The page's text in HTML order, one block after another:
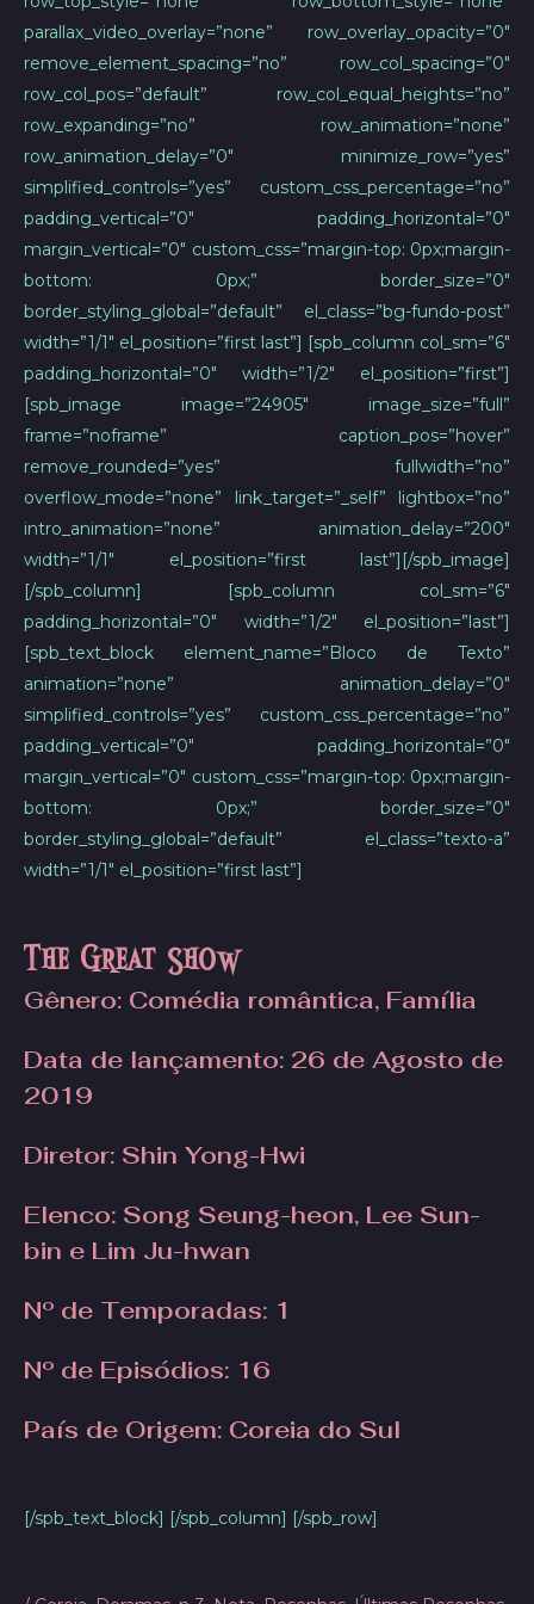
parallax_video_overlay=”none” row_overlay_opacity=”0″
remove_element_spacing=”no” row_col_spacing=”0″
row_col_pos=”default” row_col_equal_heights=”no”
row_expanding=”no” row_animation=”none”
row_animation_delay=”0″ minimize_row=”yes”
simplified_controls=”yes” custom_css_percentage=”no”
padding_vertical=”0″ padding_horizontal=”0″
margin_vertical=”0″ custom_css=”margin-top: 0px;margin-
bottom: 0px;” border_size=”0″
border_styling_global=”default” el_class=”bg-fundo-post”
width=”1/1″ el_position=”first last”] [spb_column col_sm=”6″
padding_horizontal=”0″ width=”1/2″ el_position=”first”]
[spb_image image=”24905″ image_size=”full”
frame=”noframe” caption_pos=”hover”
remove_rounded=”yes” fullwidth=”no”
overflow_mode=”none” link_target=”_self” lightbox=”no”
intro_animation=”none” animation_delay=”200″
width=”1/1″ el_position=”first last”][/spb_image]
[/spb_column] [spb_column col_sm=”6″
padding_horizontal=”0″ width=”1/2″ el_position=”last”]
[spb_text_block element_name=”Bloco de Texto”
animation=”none” animation_delay=”0″
simplified_controls=”yes” custom_css_percentage=”no”
padding_vertical=”0″ padding_horizontal=”0″
margin_vertical=”0″ custom_css=”margin-top: 0px;margin-
bottom: 0px;” border_size=”0″
border_styling_global=”default” el_class=”texto-a”
width=”1/1″ el_position=”first last”]
The Great Show
Gênero: Comédia romântica, Família
Data de lançamento: 26 de Agosto de
2019
Diretor: Shin Yong-Hwi
Elenco: Song Seung-heon, Lee Sun-
bin e Lim Ju-hwan
Nº de Temporadas: 1
Nº de Episódios: 16
País de Origem: Coreia do Sul
[/spb_text_block] [/spb_column] [/spb_row]